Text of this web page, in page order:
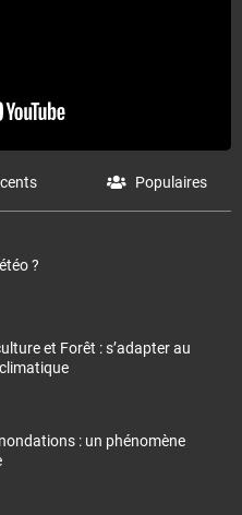
Populaires
?
et Forêt : s’adapter au
: un phénomène